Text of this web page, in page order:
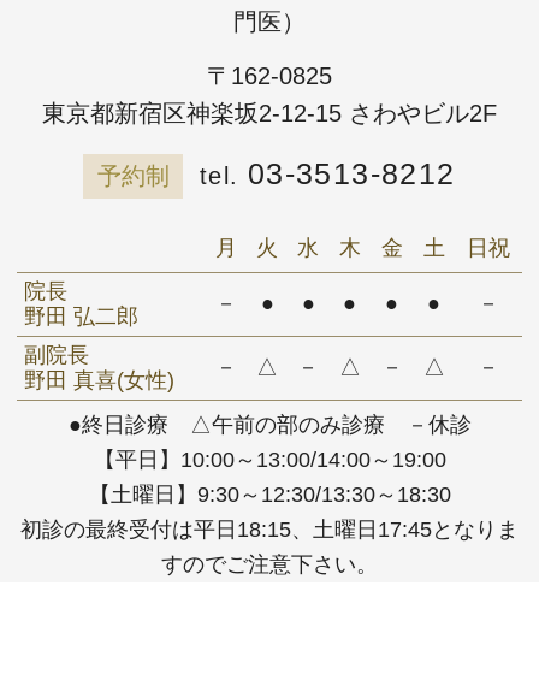
門医）
〒162-0825
東京都新宿区神楽坂2-12-15 さわやビル2F
予約制 03-3513-8212
●終日診療 △午前の部のみ診療 －休診
【平日】10:00～13:00/14:00～19:00
【土曜日】9:30～12:30/13:30～18:30
初診の最終受付は平日18:15、土曜日17:45となりま
すのでご注意下さい。
月 火 水 木 金 土
日祝
院長
野田 弘二郎
－ ● ● ● ● ● －
副院長
野田 真喜(女性)
－ △ － △ － △ －